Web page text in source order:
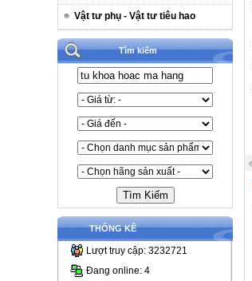
Vật tư phụ - Vật tư tiêu hao
Tìm kiếm
THỐNG KÊ
Lượt truy cập: 3232721
Đang online: 4